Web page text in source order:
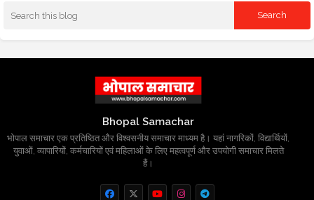
Bhopal Samachar
भोपाल समाचार एक प्रतिष्ठित और विश्वसनीय समाचार माध्यम है। यहां नागरिकों, विद्यार्थियों,
युवाओं, व्यापारियों, कर्मचारियों एवं महिलाओं के लिए महत्वपूर्ण और उपयोगी समाचार मिलते
हैं।